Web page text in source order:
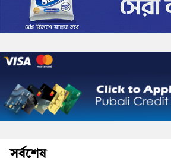
সর্বশেষ